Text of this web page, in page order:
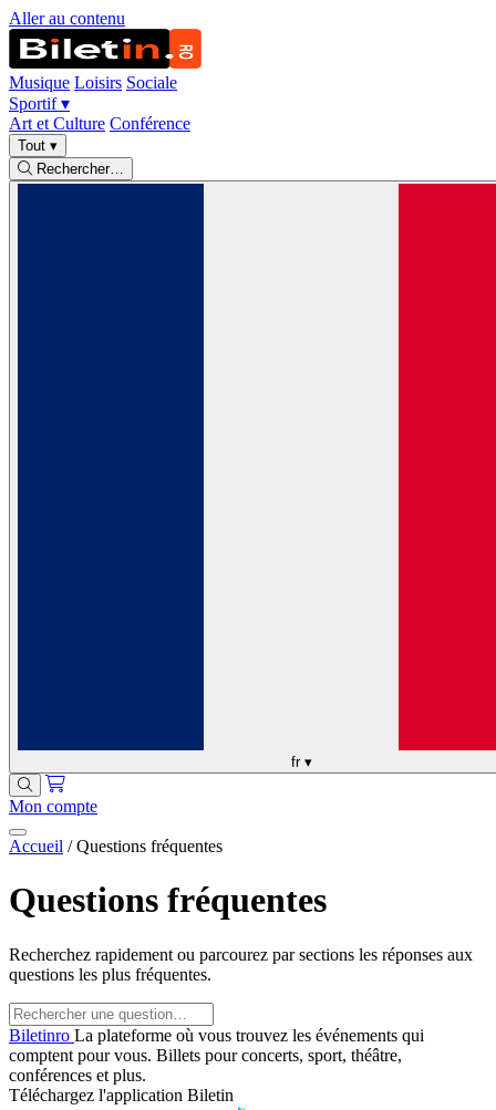
Aller au contenu
Musique Loisirs Sociale
Sportif▾
Art et Culture Conférence
Tout ▾
Rechercher…
fr ▾
Mon compte
Accueil / Questions fréquentes
Questions fréquentes
Recherchez rapidement ou parcourez par sections les réponses aux
questions les plus fréquentes.
Biletinro La plateforme où vous trouvez les événements qui
comptent pour vous. Billets pour concerts, sport, théâtre,
conférences et plus.
Téléchargez l'application Biletin